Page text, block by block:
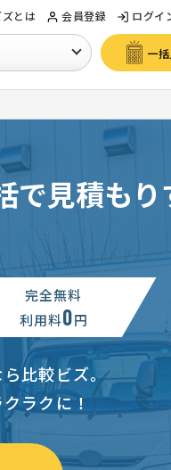
とは 会員登録 ログイ
一
で見積もり
完全無料
利用料0円
比較ビズ。
ラクに！